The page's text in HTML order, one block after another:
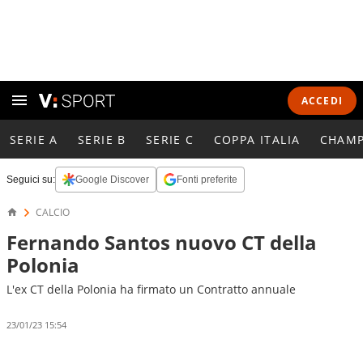
ACCEDI
SERIE A SERIE B SERIE C COPPA ITALIA
Seguici su: Google Discover Fonti preferite
CALCIO
Fernando Santos nuovo CT della
Polonia
L'ex CT della Polonia ha firmato un Contratto annuale
23/01/23 15:54